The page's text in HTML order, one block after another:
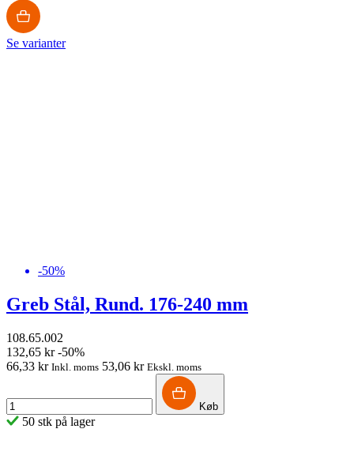
Se varianter
-50%
Greb Stål, Rund. 176-240 mm
108.65.002
132,65 kr -50%
66,33 kr Inkl. moms 53,06 kr Ekskl. moms
Køb
50 stk på lager